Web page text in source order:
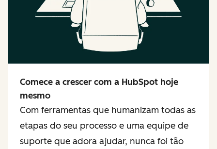
Comece a crescer com a HubSpot hoje
mesmo
Com ferramentas que humanizam todas as
etapas do seu processo e uma equipe de
suporte que adora ajudar, nunca foi tão